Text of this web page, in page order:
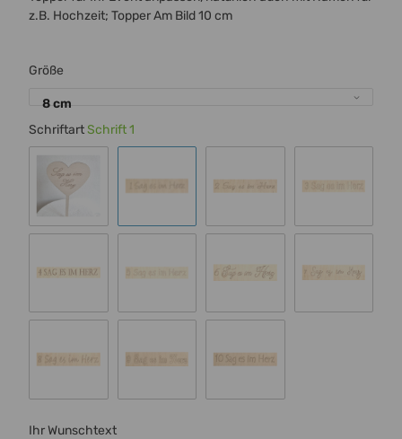
z.B. Hochzeit; Topper Am Bild 10 cm
Größe
8 cm
SchriftartSchrift 1
Standard 00 Schrift 1 Schrift 2 Schrift 3
Schrift 4 Schrift 5 Schrift 6
Ihr Wunschtext